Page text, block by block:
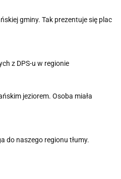
gminy. Tak prezentuje się plac
z DPS-u w regionie
jeziorem. Osoba miała
do naszego regionu tłumy.